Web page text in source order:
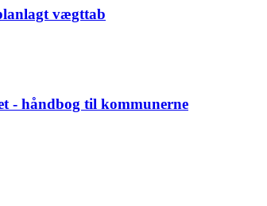
vægttab
- håndbog til kommunerne